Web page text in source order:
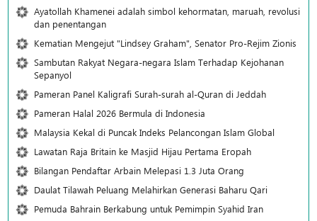
Ayatollah Khamenei adalah simbol kehormatan, maruah, revolusi
dan penentangan
Kematian Mengejut "Lindsey Graham", Senator Pro-Rejim Zionis
Sambutan Rakyat Negara-negara Islam Terhadap Kejohanan
Sepanyol
Pameran Panel Kaligrafi Surah-surah al-Quran di Jeddah
Pameran Halal 2026 Bermula di Indonesia
Malaysia Kekal di Puncak Indeks Pelancongan Islam Global
Lawatan Raja Britain ke Masjid Hijau Pertama Eropah
Bilangan Pendaftar Arbain Melepasi 1.3 Juta Orang
Daulat Tilawah Peluang Melahirkan Generasi Baharu Qari
Pemuda Bahrain Berkabung untuk Pemimpin Syahid Iran